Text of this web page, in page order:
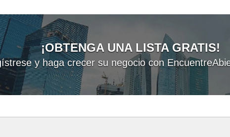
¡OBTENGA UNA LISTA GRATIS!
y haga crecer su negocio con